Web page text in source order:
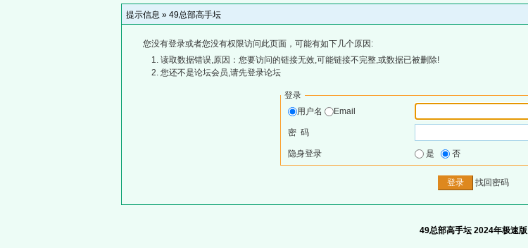
提示信息 » 49总部高手坛
您没有登录或者您没有权限访问此页面，可能有如下几个原因:
读取数据错误,原因：您要访问的链接无效,可能链接不完整,或数据已被删除!
您还不是论坛会员,请先登录论坛
登录
用户名
Email
密 码
隐身登录 是 否
找回密码
49总部高手坛 2024年极速版